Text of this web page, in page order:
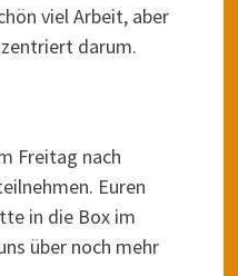
viel Arbeit, aber
darum.
Freitag nach
Euren
in die Box im
über noch mehr